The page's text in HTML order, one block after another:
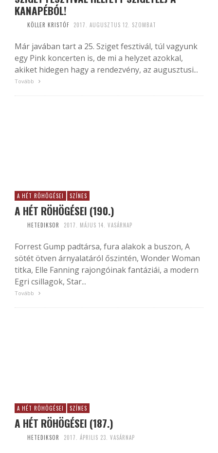
KANAPÉBÓL!
KÖLLER KRISTÓF 2017. AUGUSZTUS 12. SZOMBAT
Már javában tart a 25. Sziget fesztivál, túl vagyunk
egy Pink koncerten is, de mi a helyzet azokkal,
akiket hidegen hagy a rendezvény, az augusztusi...
Tovább
A HÉT RÖHÖGÉSEI SZÍNES
A HÉT RÖHÖGÉSEI (190.)
HETEDIKSOR 2017. MÁJUS 14. VASÁRNAP
Forrest Gump padtársa, fura alakok a buszon, A
sötét ötven árnyalatáról őszintén, Wonder Woman
titka, Elle Fanning rajongóinak fantáziái, a modern
Egri csillagok, Star...
Tovább
A HÉT RÖHÖGÉSEI SZÍNES
A HÉT RÖHÖGÉSEI (187.)
HETEDIKSOR 2017. ÁPRILIS 23. VASÁRNAP